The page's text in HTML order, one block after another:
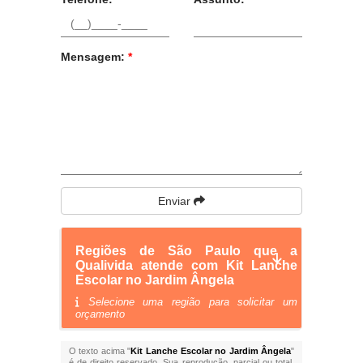
Mensagem: *
Enviar
Regiões de São Paulo que a
Qualivida atende com Kit Lanche
Escolar no Jardim Ângela
Selecione uma região para solicitar um
orçamento
O texto acima "Kit Lanche Escolar no Jardim Ângela"